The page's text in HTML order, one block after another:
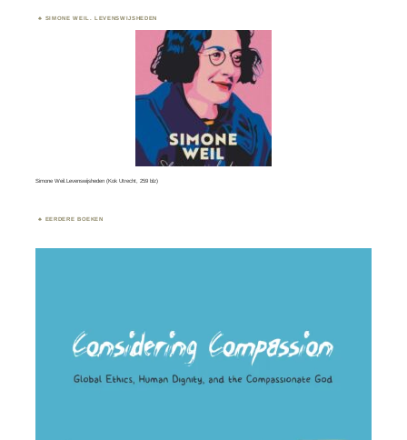
SIMONE WEIL. LEVENSWIJSHEDEN
Simone Weil.Levenswijsheden (Kok Utrecht, 259 blz)
EERDERE BOEKEN